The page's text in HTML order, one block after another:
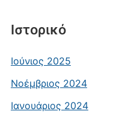
Ιστορικό
Ιούνιος 2025
Νοέμβριος 2024
Ιανουάριος 2024